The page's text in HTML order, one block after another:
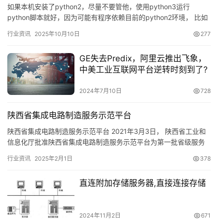
动
态
如果本机安装了python2，尽量不要管他，使用python3运行
python脚本就好，因为可能有程序依赖目前的python2环境， 比如
行业资讯 2025年10月10日 277
GE失去Predix，阿里云推出飞象，
中美工业互联网平台逆转时刻到了?
2024年7月10日 728
陕西省集成电路制造服务示范平台
陕西省集成电路制造服务示范平台 2021年3月3日， 陕西省工业和
信息化厅批准陕西省集成电路制造服务示范平台为第一批省级服务
行业资讯 2025年2月1日 378
直连附加存储服务器,直接连接存储
2024年11月2日 671